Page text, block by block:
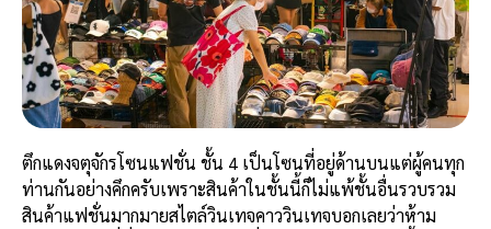
ตึกแดงจตุจักรโซนแฟชั่น ชั้น 4 เป็นโซนที่อยู่ด้านบนแต่ผู้คนทุก
ท่านกันอย่างคึกครับเพราะสินค้าในชั้นนี้ก็ไม่แพ้ชั้นอื่นรวบรวม
สินค้าแฟชั่นมากมายสไตล์วินเทจคาววินเทจบอกเลยว่าห้าม